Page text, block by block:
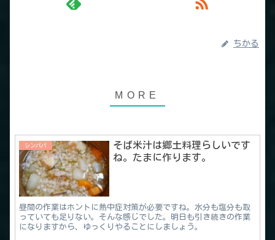
ちかる
シンパパ
そば米汁は郷土料理らしいです
ね。たまに作ります。
昼間の作業はホントに熱中症対策が必要ですね。水分も塩分も取
っていても足りない。そんな感じでした。明日も引き続きの作業
になりますから、ゆっくりやることにしましょう。